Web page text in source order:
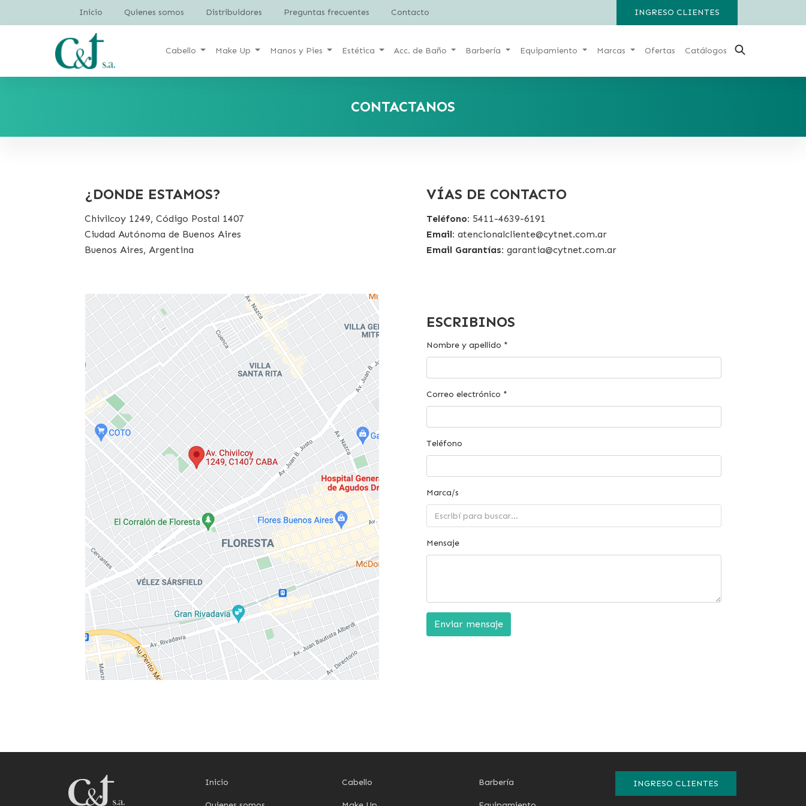
Inicio Quienes somos Distribuidores Preguntas frecuentes Contacto INGRESO CLIENTES
Cabello Make Up Manos y Pies Estética Acc. de Baño Barbería Equipamiento Marcas Ofertas Catálogos
CONTACTANOS
¿DONDE ESTAMOS?
Chivilcoy 1249, Código Postal 1407
Ciudad Autónoma de Buenos Aires
Buenos Aires, Argentina
VÍAS DE CONTACTO
Teléfono: 5411-4639-6191
Email: atencionalcliente@cytnet.com.ar
Email Garantías: garantia@cytnet.com.ar
ESCRIBINOS
Nombre y apellido *
Correo electrónico *
Teléfono
Marca/s
Mensaje
Enviar mensaje
Inicio Cabello Barbería INGRESO CLIENTES